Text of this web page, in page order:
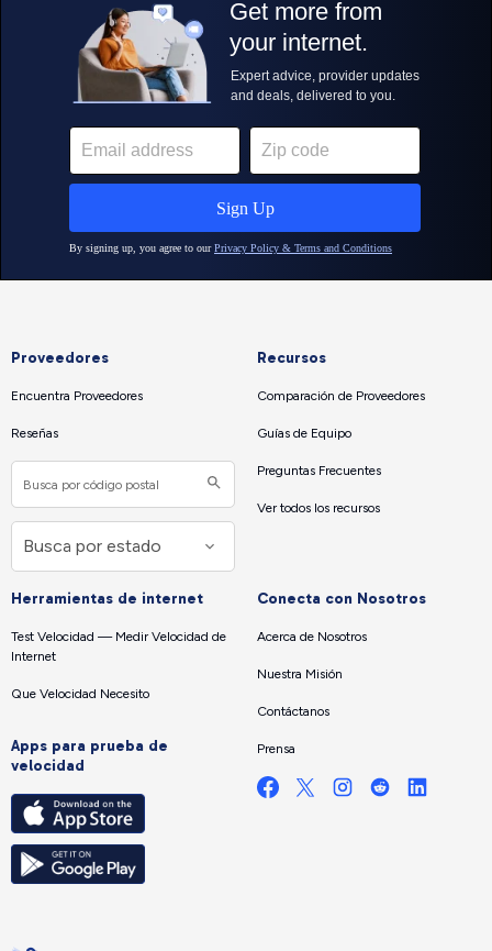
Proveedores
Encuentra Proveedores
Reseñas
Recursos
Comparación de Proveedores
Guías de Equipo
Preguntas Frecuentes
Ver todos los recursos
Herramientas de internet
Test Velocidad — Medir Velocidad de
Internet
Que Velocidad Necesito
Apps para prueba de
velocidad
Conecta con Nosotros
Acerca de Nosotros
Nuestra Misión
Contáctanos
Prensa